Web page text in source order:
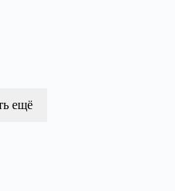
ещё